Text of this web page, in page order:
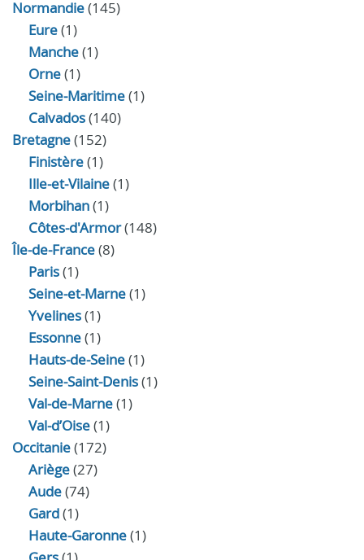
Normandie(145)
Eure(1)
Manche(1)
Orne(1)
Seine-Maritime(1)
Calvados(140)
Bretagne(152)
Finistère(1)
Ille-et-Vilaine(1)
Morbihan(1)
Côtes-d'Armor(148)
Île-de-France(8)
Paris(1)
Seine-et-Marne(1)
Yvelines(1)
Essonne(1)
Hauts-de-Seine(1)
Seine-Saint-Denis(1)
Val-de-Marne(1)
Val-d’Oise(1)
Occitanie(172)
Ariège(27)
Aude(74)
Gard(1)
Haute-Garonne(1)